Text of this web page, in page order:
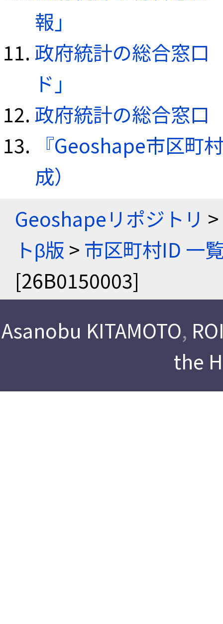
報」
政府統計の総合窓口
ド」
政府統計の総合窓口
『Geoshape市区町
成）
Geoshapeリポジトリ >
トβ版 > 市区町村ID 一
[26B0150003]
Asanobu KITAMOTO,
the